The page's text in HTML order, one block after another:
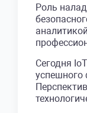
Роль
Сегодня
успешного